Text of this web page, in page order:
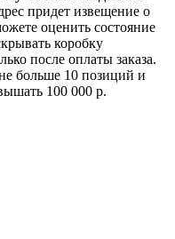
придет извещение о
оценить состояние
коробку
после оплаты заказа.
больше 10 позиций и
100 000 р.